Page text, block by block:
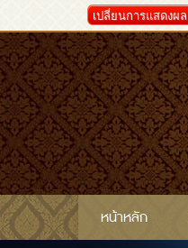
เปลี่ยนการแสดงผล
หน้าหลัก